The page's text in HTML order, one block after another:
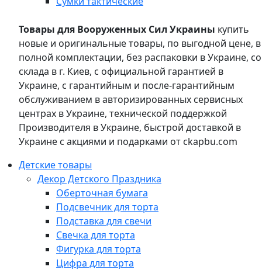
Товары для Вооруженных Сил Украины купить
новые и оригинальные товары, по выгодной цене, в
полной комплектации, без распаковки в Украине, со
склада в г. Киев, с официальной гарантией в
Украине, с гарантийным и после-гарантийным
обслуживанием в авторизированных сервисных
центрах в Украине, технической поддержкой
Производителя в Украине, быстрой доставкой в
Украине с акциями и подарками от ckapbu.com
Детские товары
Декор Детского Праздника
Оберточная бумага
Подсвечник для торта
Подставка для свечи
Свечка для торта
Фигурка для торта
Цифра для торта